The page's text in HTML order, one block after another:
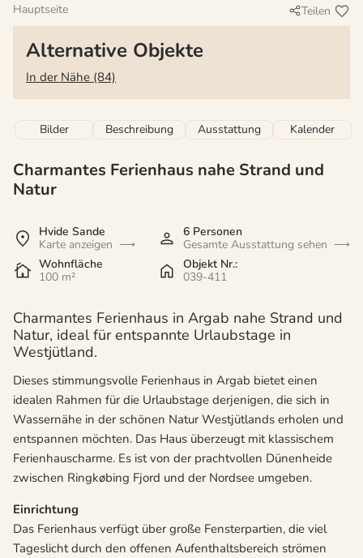
Hauptseite Teilen
Alternative Objekte
In der Nähe (84)
Bilder Beschreibung Ausstattung Kalender
Charmantes Ferienhaus nahe Strand und
Natur
Hvide Sande
Karte anzeigen
6 Personen
Gesamte Ausstattung sehen
Wohnfläche
100 m²
Objekt Nr.:
039-411
Charmantes Ferienhaus in Argab nahe Strand und
Natur, ideal für entspannte Urlaubstage in
Westjütland.
Dieses stimmungsvolle Ferienhaus in Argab bietet einen
idealen Rahmen für die Urlaubstage derjenigen, die sich in
Wassernähe in der schönen Natur Westjütlands erholen und
entspannen möchten. Das Haus überzeugt mit klassischem
Ferienhauscharme. Es ist von der prachtvollen Dünenheide
zwischen Ringkøbing Fjord und der Nordsee umgeben.
Einrichtung
Das Ferienhaus verfügt über große Fensterpartien, die viel
Tageslicht durch den offenen Aufenthaltsbereich strömen